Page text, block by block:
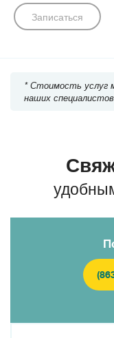
Записаться
* Стоимость услуг
наших